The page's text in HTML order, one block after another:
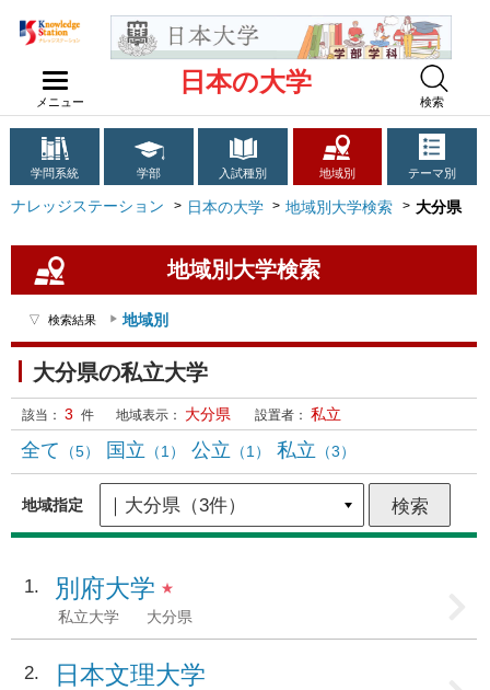
メニュー
日本の大学
検索
学問系統 学部 入試種別 地域別 テーマ別
ナレッジステーション 日本の大学 地域別大学検索 大分県
地域別大学検索
検索結果 地域別
大分県の私立大学
該当： 3 件 地域表示： 大分県 設置者： 私立
全て （5） 国立 （1） 公立 （1） 私立 （3）
地域指定
1 別府大学 ★
私立大学 大分県
2 日本文理大学